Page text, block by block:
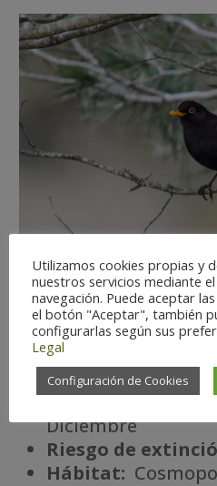
Dificultad de
Estatus:Residente.
Temporada
Diciembre
Riesgo de
Hábitat:
Utilizamos cookies propias y
nuestros servicios mediante
navegación. Puede aceptar
el botón "Aceptar", también
configurarlas según sus
Legal
Configuración de Cookies